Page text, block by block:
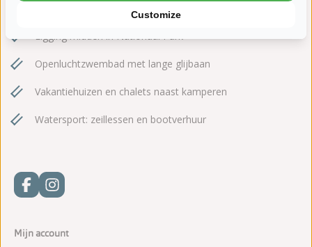
Ligging midden in Nationaal Park
Openluchtzwembad met lange glijbaan
Vakantiehuizen en chalets naast kamperen
Watersport: zeillessen en bootverhuur
Mijn account
Customize